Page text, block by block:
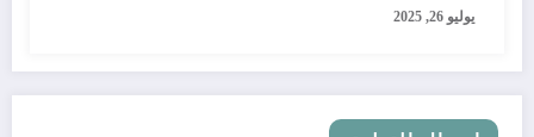
يوليو 26, 2025